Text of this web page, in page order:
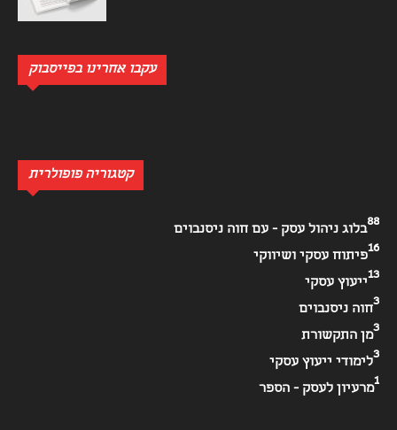
עקבו אחרינו בפייסבוק
קטגוריה פופולרית
בלוג ניהול עסק - עם חוה ניסנבוים
88
פיתוח עסקי ושיווקי
16
ייעוץ עסקי
13
חוה ניסנבוים
3
מן התקשורת
3
לימודי ייעוץ עסקי
3
מרעיון לעסק - הספר
1